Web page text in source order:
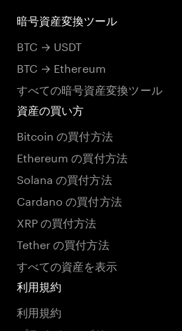
暗号資産変換ツール
BTC → USDT
BTC → Ethereum
すべての暗号資産変換ツール
資産の買い方
Bitcoin の買付方法
Ethereum の買付方法
Solana の買付方法
Cardano の買付方法
XRP の買付方法
Tether の買付方法
すべての資産を表示
利用規約
利用規約